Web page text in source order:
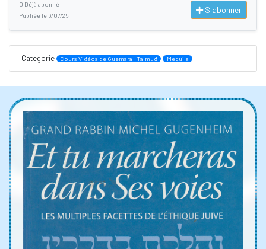
0 Déjà abonné
Publiée le 6/07/25
S'abonner
Categorie Cours Vidéos de Guemara - Talmud Meguila